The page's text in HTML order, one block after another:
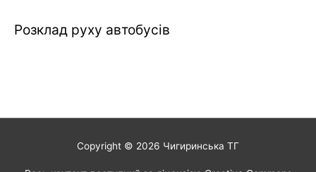
Розклад руху автобусів
Copyright © 2026 Чигиринська ТГ